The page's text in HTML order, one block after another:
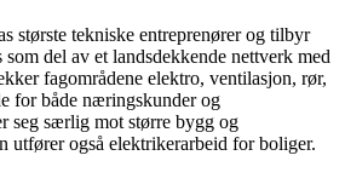
største tekniske entreprenører og tilbyr
del av et landsdekkende nettverk med
fagområdene elektro, ventilasjon, rør,
for både næringskunder og
seg særlig mot større bygg og
utfører også elektrikerarbeid for boliger.